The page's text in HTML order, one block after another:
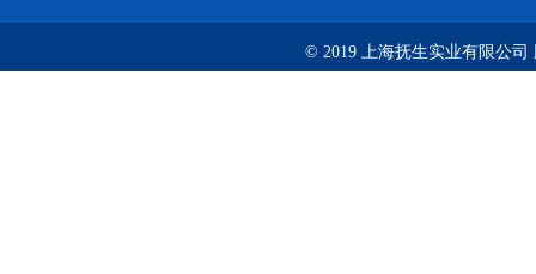
© 2019 上海抚生实业有限公司